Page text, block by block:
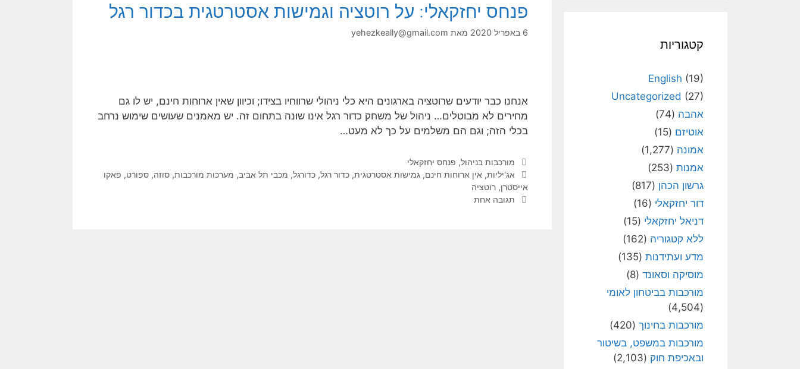
פנחס יחזקאלי: על רוטציה וגמישות אסטרטגית בכדור רגל
6 באפריל 2020 מאת yehezkeally@gmail.com
אנחנו כבר יודעים שרוטציה בארגונים היא כלי ניהולי שרווחיו בצידו; וכיוון שאין ארוחות חינם, יש לו גם
מחירים לא מבוטלים… ניהול של משחק כדור רגל אינו שונה בתחום זה. יש מאמנים שעושים שימוש נרחב
בכלי הזה; וגם הם משלמים על כך לא מעט…
קטגוריות
מורכבות בניהול, פנחס יחזקאלי
תגיות
אג'יליות, אין ארוחות חינם, גמישות אסטרטגית, כדור רגל, כדורגל, מכבי תל אביב, מערכות מורכבות, סוזה, ספורט, פאקו
אייסטרן, רוטציה
תגובה אחת
קטגוריות
English (19)
Uncategorized (27)
אהבה (74)
אוטיזם (15)
אמונה (1,277)
אמנות (253)
גרשון הכהן (817)
דור יחזקאלי (16)
דניאל יחזקאלי (15)
ללא קטגוריה (162)
מדע ועתידנות (135)
מוסיקה וסאונד (8)
מורכבות בביטחון לאומי
(4,504)
מורכבות בחינוך (420)
מורכבות במשפט, בשיטור
ובאכיפת חוק (2,103)